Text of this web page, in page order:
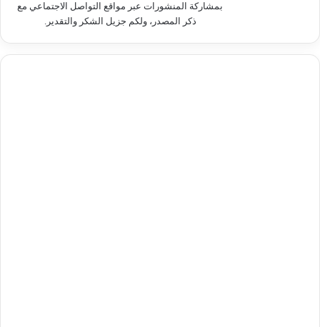
بمشاركة المنشورات عبر مواقع التواصل الاجتماعي مع
ذكر المصدر، ولكم جزيل الشكر والتقدير.